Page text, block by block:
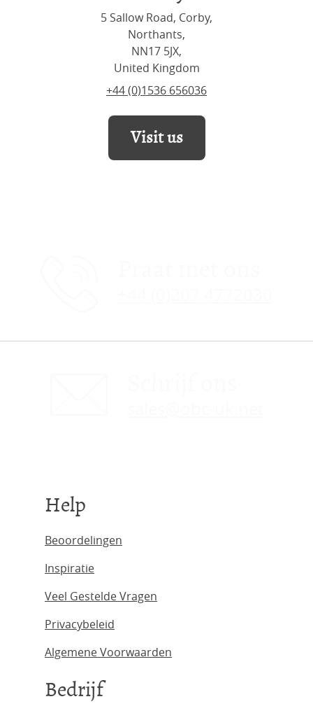
5 Sallow Road, Corby,
Northants,
NN17 5JX,
United Kingdom
+44 (0)1536 656036
Visit us
Help
Beoordelingen
Inspiratie
Veel Gestelde Vragen
Privacybeleid
Algemene Voorwaarden
Bedrijf